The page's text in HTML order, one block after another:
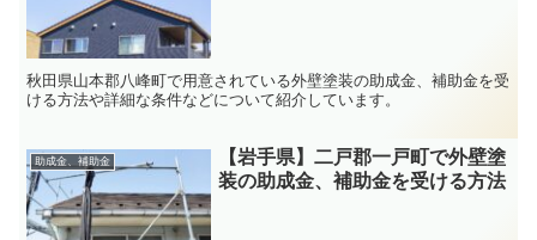
秋田県山本郡八峰町で用意されている外壁塗装の助成金、補助金を受
ける方法や詳細な条件などについて紹介しています。
助成金、補助金
【岩手県】二戸郡一戸町で外壁塗
装の助成金、補助金を受ける方法